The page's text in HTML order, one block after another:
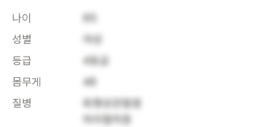
나이
85
성별
여성
등급
4등급
몸무게
48
질병
퇴행성관절염
허리협착증